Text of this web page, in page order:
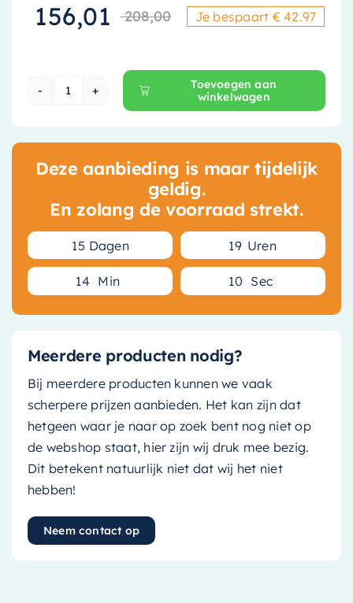
208,00
156,01 Huidige prijs
Je bespaart € 42.97
Hotbath Cobber Afbouwdeel
Toevoegen aan
winkelwagen
Deze aanbieding is maar tijdelijk
geldig.
En zolang de voorraad strekt.
15 Dagen 19 Uren
14 Min 10 Sec
Meerdere producten nodig?
Bij meerdere producten kunnen we vaak
scherpere prijzen aanbieden. Het kan zijn dat
hetgeen waar je naar op zoek bent nog niet op
de webshop staat, hier zijn wij druk mee bezig.
Dit betekent natuurlijk niet dat wij het niet
hebben!
Neem contact op